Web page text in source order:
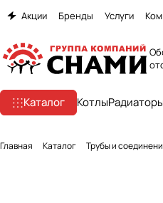
Акции Бренды Услуги
Каталог КотлыРадиаторы
Главная Каталог Трубы и